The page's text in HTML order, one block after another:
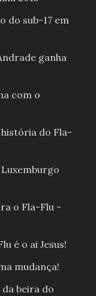
do sub-17 em
ganha
com o
do Fla-
o Fla-Flu -
é o ai Jesus!
mudança!
beira do